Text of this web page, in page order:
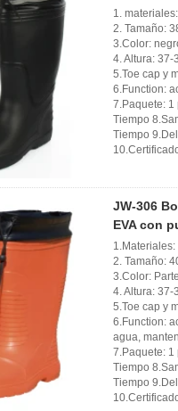
1.
2. Tamaño:
3.Color:
4. Altura: 37-
5.Toe cap y
6.Function:
7.Paquete:
Tiempo
Tiempo
JW-306
EVA con
2. Tamaño:
3.Color:
4. Altura: 37-
5.Toe cap y
6.Function:
agua,
7.Paquete:
Tiempo
Tiempo